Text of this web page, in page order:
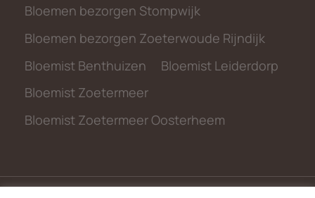
Bloemen bezorgen Stompwijk
Bloemen bezorgen Zoeterwoude Rijndijk
Bloemist Benthuizen
Bloemist Leiderdorp
Bloemist Zoetermeer
Bloemist Zoetermeer Oosterheem